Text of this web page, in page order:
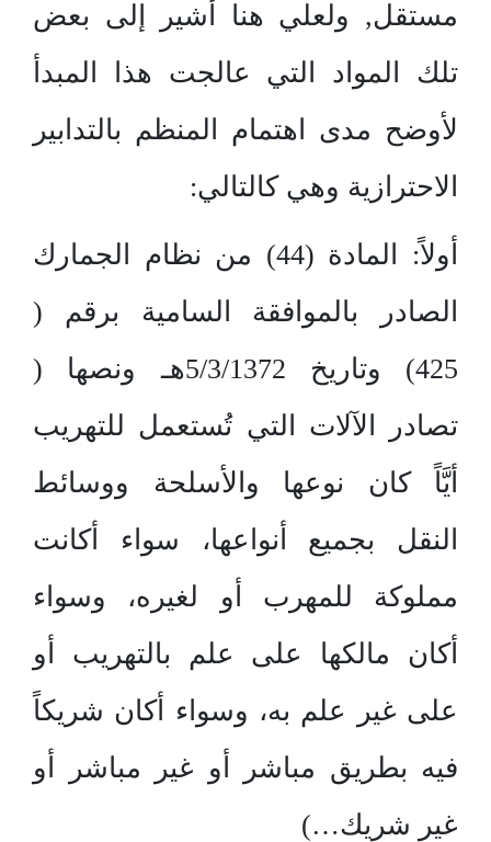
مستقل, ولعلي هنا أُشير إلى بعض
تلك المواد التي عالجت هذا المبدأ
لأوضح مدى اهتمام المنظم بالتدابير
الاحترازية وهي كالتالي:
أولاً: المادة (44) من نظام الجمارك
الصادر بالموافقة السامية برقم (
425) وتاريخ 5/3/1372هـ ونصها (
تصادر الآلات التي تُستعمل للتهريب
أيَّاً كان نوعها والأسلحة ووسائط
النقل بجميع أنواعها، سواء أكانت
مملوكة للمهرب أو لغيره، وسواء
أكان مالكها على علم بالتهريب أو
على غير علم به، وسواء أكان شريكاً
فيه بطريق مباشر أو غير مباشر أو
غير شريك…)